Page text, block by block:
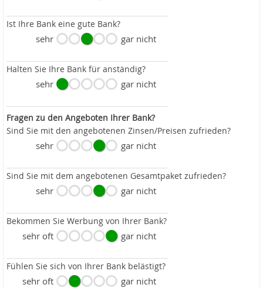
Ist Ihre Bank eine gute Bank?
sehr gar nicht
Halten Sie Ihre Bank für anständig?
sehr gar nicht
Fragen zu den Angeboten Ihrer Bank?
Sind Sie mit den angebotenen Zinsen/Preisen zufrieden?
sehr gar nicht
Sind Sie mit dem angebotenen Gesamtpaket zufrieden?
sehr gar nicht
Bekommen Sie Werbung von Ihrer Bank?
sehr oft gar nicht
Fühlen Sie sich von Ihrer Bank belästigt?
sehr oft gar nicht